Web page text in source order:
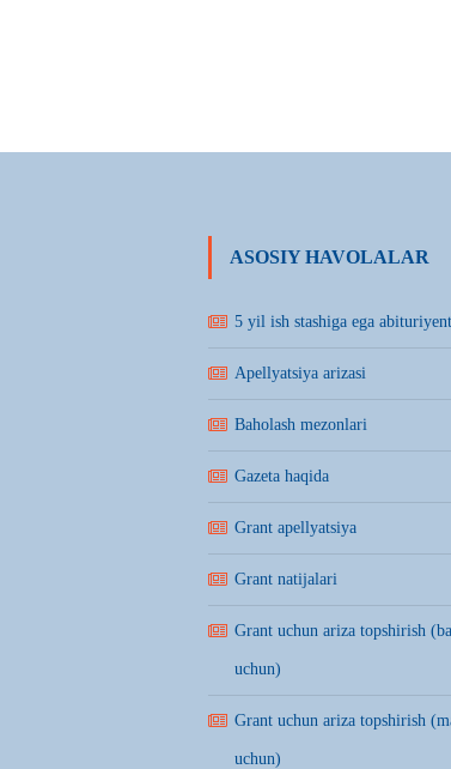
ASOSIY HAVOLALAR
5 yil ish stashiga ega
Apellyatsiya arizasi
Baholash mezonlari
Gazeta haqida
Grant apellyatsiya
Grant natijalari
Grant uchun ariza topshirish
uchun)
Grant uchun ariza topshirish
uchun)